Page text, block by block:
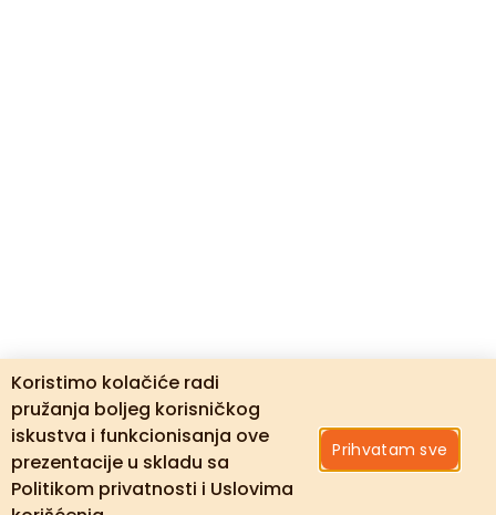
Koristimo kolačiće radi
pružanja boljeg korisničkog
iskustva i funkcionisanja ove
prezentacije u skladu sa
Politikom privatnosti i Uslovima
Prihvatam sve